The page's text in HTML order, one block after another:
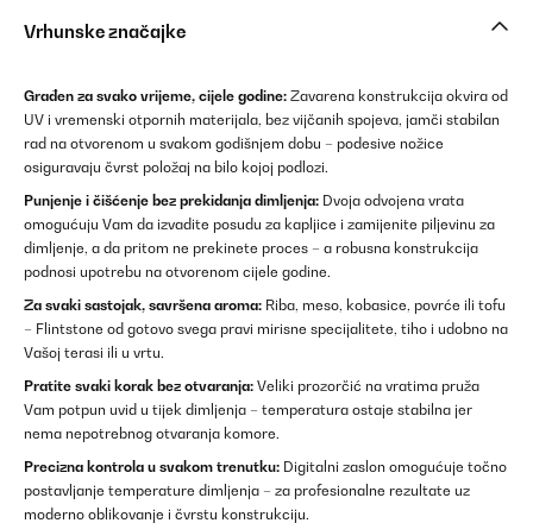
Vrhunske značajke
Građen za svako vrijeme, cijele godine: Zavarena konstrukcija okvira od
UV i vremenski otpornih materijala, bez vijčanih spojeva, jamči stabilan
rad na otvorenom u svakom godišnjem dobu – podesive nožice
osiguravaju čvrst položaj na bilo kojoj podlozi.
Punjenje i čišćenje bez prekidanja dimljenja: Dvoja odvojena vrata
omogućuju Vam da izvadite posudu za kapljice i zamijenite piljevinu za
dimljenje, a da pritom ne prekinete proces – a robusna konstrukcija
podnosi upotrebu na otvorenom cijele godine.
Za svaki sastojak, savršena aroma: Riba, meso, kobasice, povrće ili tofu
– Flintstone od gotovo svega pravi mirisne specijalitete, tiho i udobno na
Vašoj terasi ili u vrtu.
Pratite svaki korak bez otvaranja: Veliki prozorčić na vratima pruža
Vam potpun uvid u tijek dimljenja – temperatura ostaje stabilna jer
nema nepotrebnog otvaranja komore.
Precizna kontrola u svakom trenutku: Digitalni zaslon omogućuje točno
postavljanje temperature dimljenja – za profesionalne rezultate uz
moderno oblikovanje i čvrstu konstrukciju.